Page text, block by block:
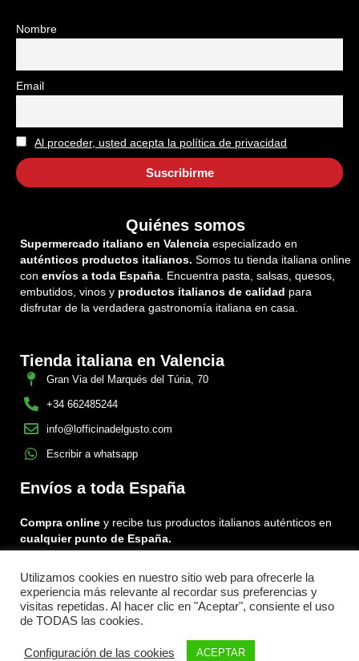
Nombre
Email
Al proceder, usted acepta la política de privacidad
Quiénes somos
Supermercado italiano en Valencia especializado en
auténticos productos italianos. Somos tu tienda italiana online
con envíos a toda España. Encuentra pasta, salsas, quesos,
embutidos, vinos y productos italianos de calidad para
disfrutar de la verdadera gastronomía italiana en casa.
Tienda italiana en Valencia
Gran Via del Marqués del Túria, 70
+34 662485244
info@lofficinadelgusto.com
Escribir a whatsapp
Envíos a toda España
Compra online y recibe tus productos italianos auténticos en
cualquier punto de España.
Encuéntranos en:
FacebookInstagram
Tiktok
Menu
Utilizamos cookies en nuestro sitio web para ofrecerle la
experiencia más relevante al recordar sus preferencias y
visitas repetidas. Al hacer clic en "Aceptar", consiente el uso
de TODAS las cookies.
Configuración de las cookies ACEPTAR